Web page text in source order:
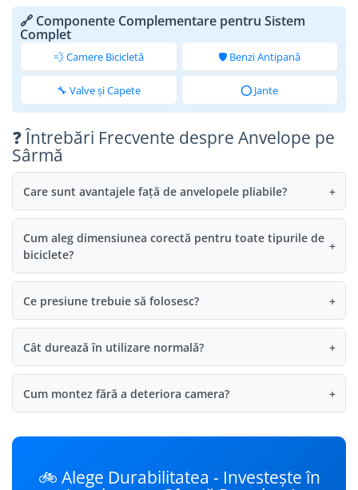
🔗 Componente Complementare pentru Sistem
Complet
💨 Camere Bicicletă 🛡️ Benzi Antipană
🔧 Valve și Capete ⭕ Jante
❓ Întrebări Frecvente despre Anvelope pe
Sârmă
Care sunt avantajele față de anvelopele pliabile? +
Cum aleg dimensiunea corectă pentru toate tipurile de
biciclete?
+
Ce presiune trebuie să folosesc? +
Cât durează în utilizare normală? +
Cum montez fără a deteriora camera? +
🚲 Alege Durabilitatea - Investește în